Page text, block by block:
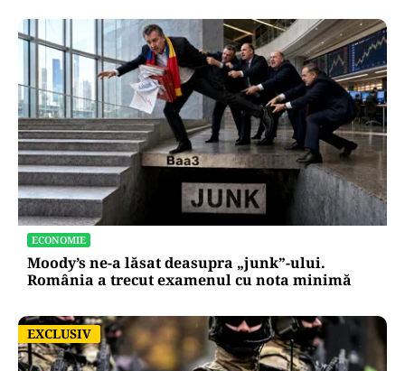
ECONOMIE
Moody’s ne-a lăsat deasupra „junk”-ului.
România a trecut examenul cu nota minimă
EXCLUSIV
EXCLUSIV